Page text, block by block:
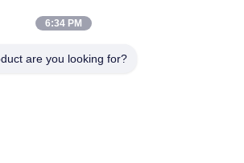
6:34 PM
are you looking for?